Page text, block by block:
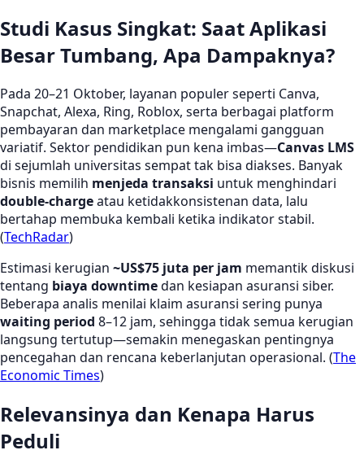
Studi Kasus Singkat: Saat Aplikasi
Besar Tumbang, Apa Dampaknya?
Pada 20–21 Oktober, layanan populer seperti Canva,
Snapchat, Alexa, Ring, Roblox, serta berbagai platform
pembayaran dan marketplace mengalami gangguan
variatif. Sektor pendidikan pun kena imbas—Canvas LMS
di sejumlah universitas sempat tak bisa diakses. Banyak
bisnis memilih menjeda transaksi untuk menghindari
double-chargeatau ketidakkonsistenan data, lalu
bertahap membuka kembali ketika indikator stabil.
(TechRadar)
Estimasi kerugian ~US$75 juta per jam memantik diskusi
tentang biaya downtimedan kesiapan asuransi siber.
Beberapa analis menilai klaim asuransi sering punya
waiting period 8–12 jam, sehingga tidak semua kerugian
langsung tertutup—semakin menegaskan pentingnya
pencegahan dan rencana keberlanjutan operasional. (The
Economic Times)
Relevansinya dan Kenapa Harus
Peduli